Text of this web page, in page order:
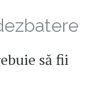
să fii